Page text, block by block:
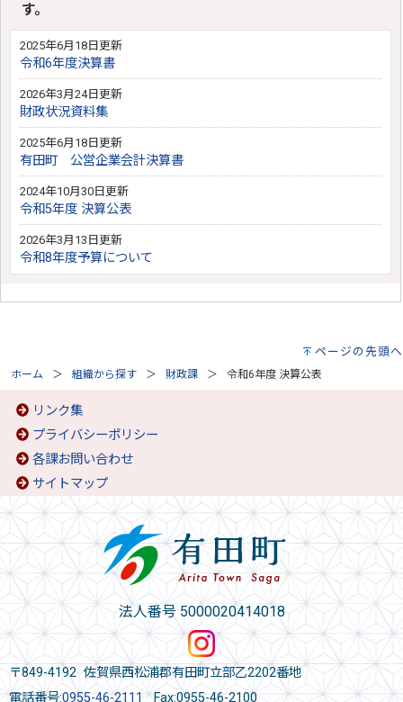
す。
2025年6月18日更新
令和6年度決算書
2026年3月24日更新
財政状況資料集
2025年6月18日更新
有田町 公営企業会計決算書
2024年10月30日更新
令和5年度 決算公表
2026年3月13日更新
令和8年度予算について
ページの先頭へ
ホーム 組織から探す 財政課 令和6年度 決算公表
リンク集
プライバシーポリシー
各課お問い合わせ
サイトマップ
法人番号 5000020414018
〒849-4192 佐賀県西松浦郡有田町立部乙2202番地
電話番号:0955-46-2111 Fax:0955-46-2100